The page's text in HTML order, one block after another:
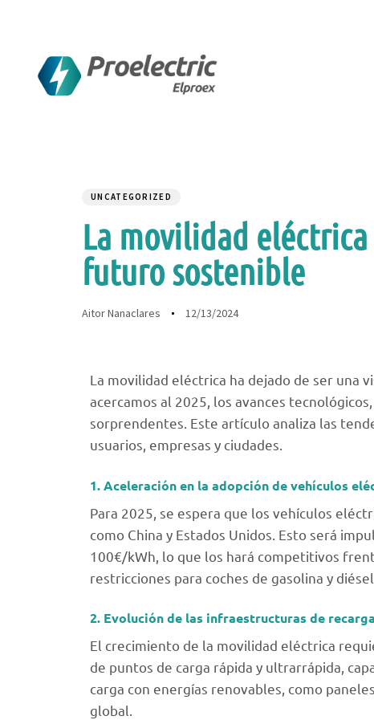
UNCATEGORIZED
La movilidad eléctrica
futuro sostenible
Aitor Nanaclares 12/13/2024
La movilidad eléctrica ha dejado de ser una
acercamos al 2025, los avances
sorprendentes. Este artículo analiza las
usuarios, empresas y ciudades.
1. Aceleración en la adopción de vehículos
Para 2025, se espera que los vehículos
como China y Estados Unidos. Esto será
100€/kWh, lo que los hará competitivos
restricciones para coches de gasolina y
2. Evolución de las infraestructuras de recarga
El crecimiento de la movilidad eléctrica
de puntos de carga rápida y ultrarrápida,
carga con energías renovables, como
global.